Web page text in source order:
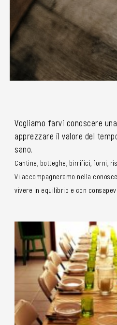
Vogliamo farvi conoscere una
apprezzare il valore del
sano.
Cantine, botteghe, birrifici, forni,
Vi accompagneremo nella
vivere in equilibrio e con